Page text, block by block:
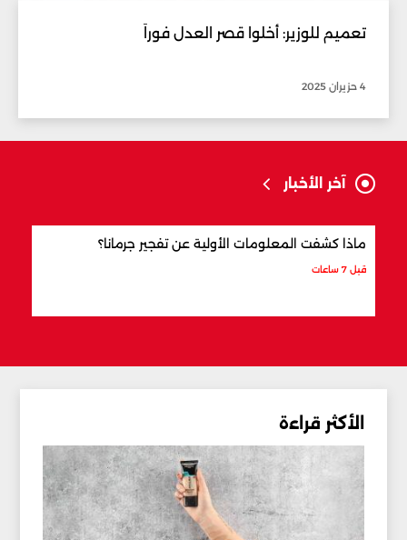
تعميم للوزير: أخلوا قصر العدل فوراً
4 حزيران 2025
آخر الأخبار
ماذا كشفت المعلومات الأولية عن تفجير جرمانا؟
قبل 7 ساعات
الأكثر قراءة